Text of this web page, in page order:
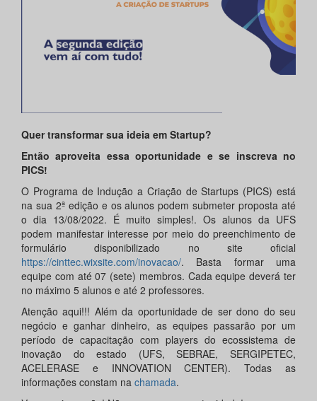
Quer transformar sua ideia em Startup?
Então aproveita essa oportunidade e se inscreva no
PICS!
O Programa de Indução a Criação de Startups (PICS) está
na sua 2ª edição e os alunos podem submeter proposta até
o dia 13/08/2022. É muito simples!. Os alunos da UFS
podem manifestar interesse por meio do preenchimento de
formulário disponibilizado no site oficial
https://cinttec.wixsite.com/inovacao/. Basta formar uma
equipe com até 07 (sete) membros. Cada equipe deverá ter
no máximo 5 alunos e até 2 professores.
Atenção aqui!!! Além da oportunidade de ser dono do seu
negócio e ganhar dinheiro, as equipes passarão por um
período de capacitação com players do ecossistema de
inovação do estado (UFS, SEBRAE, SERGIPETEC,
ACELERASE e INNOVATION CENTER). Todas as
informações constam na chamada.